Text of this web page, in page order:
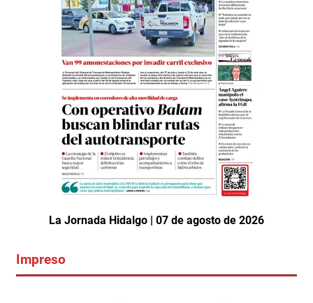
La Jornada Hidalgo | 07 de agosto de 2026
Impreso